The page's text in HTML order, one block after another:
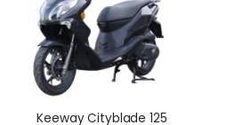
Keeway Cityblade 125